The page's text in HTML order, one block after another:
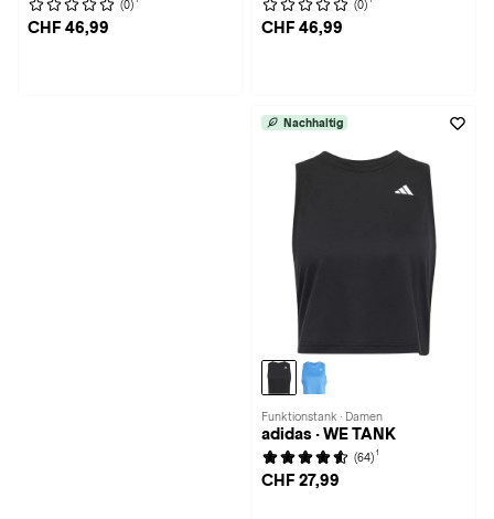
(0)
CHF 46,99
(0)
CHF 46,99
Nachhaltig
Funktionstank · Damen
adidas · WE TANK
(64) 1
CHF 27,99